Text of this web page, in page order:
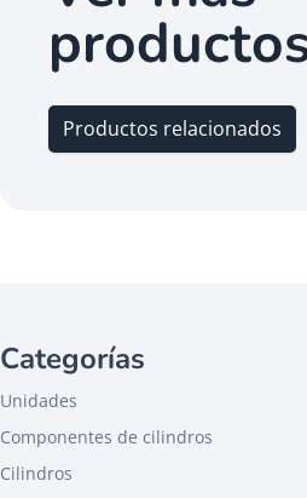
Productos relacionados
Categorías
Unidades
Componentes de cilindros
Cilindros